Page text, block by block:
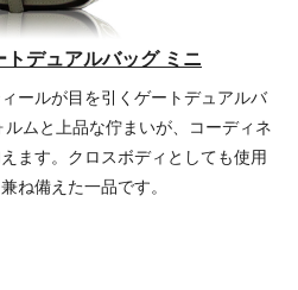
デュアルバッグ ミニ
ールが目を引くゲートデュアルバ
ムと上品な佇まいが、コーディネ
ます。クロスボディとしても使用
ね備えた一品です。